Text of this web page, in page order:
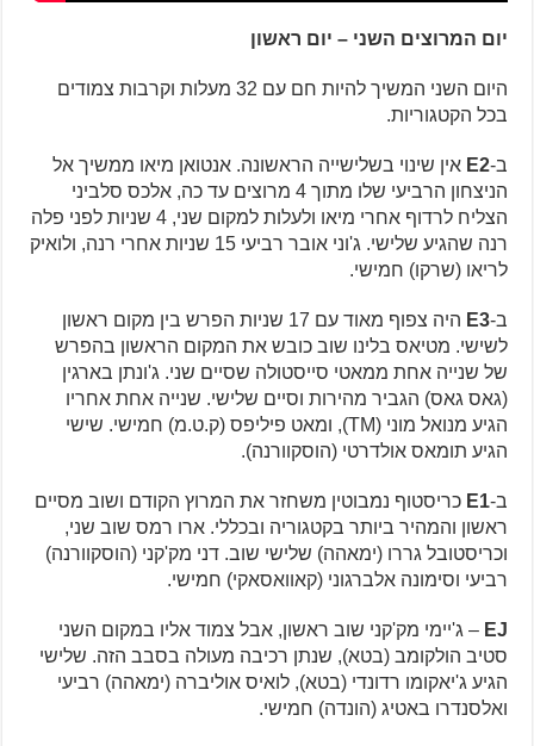
יום המרוצים השני – יום ראשון
היום השני המשיך להיות חם עם 32 מעלות וקרבות צמודים
בכל הקטגוריות.
ב-E2 אין שינוי בשלישייה הראשונה. אנטואן מיאו ממשיך אל
הניצחון הרביעי שלו מתוך 4 מרוצים עד כה, אלכס סלביני
הצליח לרדוף אחרי מיאו ולעלות למקום שני, 4 שניות לפני פלה
רנה שהגיע שלישי. ג'וני אובר רביעי 15 שניות אחרי רנה, ולואיק
לריאו (שרקו) חמישי.
ב-E3
היה צפוף מאוד עם 17 שניות הפרש בין מקום ראשון
לשישי. מטיאס בלינו שוב כובש את המקום הראשון בהפרש
של שנייה אחת ממאטי סייסטולה שסיים שני. ג'ונתן בארגין
(גאס גאס) הגביר מהירות וסיים שלישי. שנייה אחת אחריו
הגיע מנואל מוני (TM), ומאט פיליפס (ק.ט.מ) חמישי. שישי
הגיע תומאס אולדרטי (הוסקוורנה).
ב-E1 כריסטוף נמבוטין משחזר את המרוץ הקודם ושוב מסיים
ראשון והמהיר ביותר בקטגוריה ובכללי. ארו רמס שוב שני,
וכריסטובל גררו (ימאהה) שלישי שוב. דני מק'קני (הוסקוורנה)
רביעי וסימונה אלברגוני (קאוואסאקי) חמישי.
EJ – ג'יימי מק'קני שוב ראשון, אבל צמוד אליו במקום השני
סטיב הולקומב (בטא), שנתן רכיבה מעולה בסבב הזה. שלישי
הגיע ג'יאקומו רדונדי (בטא), לואיס אוליברה (ימאהה) רביעי
ואלסנדרו באטיג (הונדה) חמישי.